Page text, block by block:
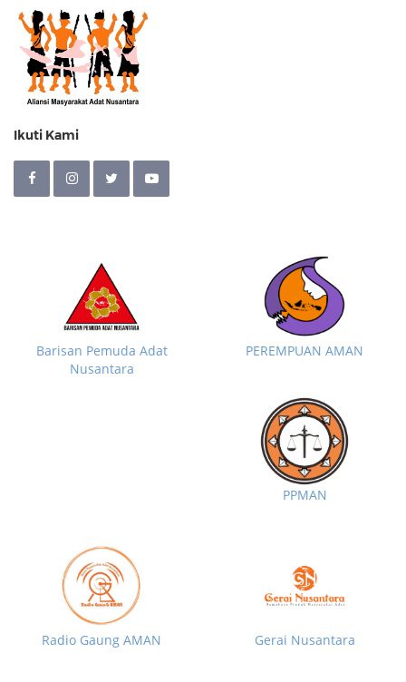
Ikuti Kami
Barisan Pemuda Adat
Nusantara
PEREMPUAN AMAN
PPMAN
Radio Gaung AMAN Gerai Nusantara